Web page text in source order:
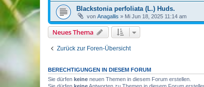
Blackstonia perfoliata (L.) Huds.
von Anagallis » Mi Jun 18, 2025 11:14 am
Neues Thema
Zurück zur Foren-Übersicht
BERECHTIGUNGEN IN DIESEM FORUM
Sie dürfen keine neuen Themen in diesem Forum erstellen.